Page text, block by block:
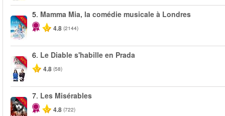
-40%
5. Mamma Mia, la comédie musicale à Londres
4.8 (2144)
-50%
6. Le Diable s'habille en Prada
4.8 (58)
-40%
7. Les Misérables
4.8 (722)